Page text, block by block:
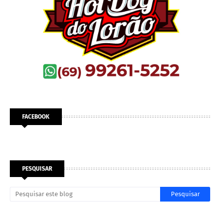
FACEBOOK
PESQUISAR